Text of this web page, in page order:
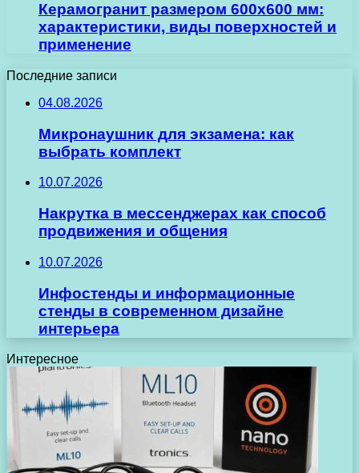
Керамогранит размером 600х600 мм:
характеристики, виды поверхностей и
применение
Последние записи
04.08.2026
Микронаушник для экзамена: как
выбрать комплект
10.07.2026
Накрутка в мессенджерах как способ
продвижения и общения
10.07.2026
Инфостенды и информационные
стенды в современном дизайне
интерьера
Интересное